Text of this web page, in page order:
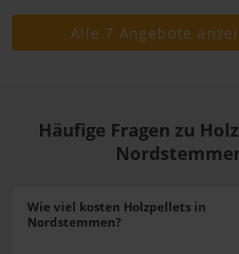
Alle 7 Angebote
Häufige Fragen zu
Wie viel kosten Holzpellets in
Nordstemmen?